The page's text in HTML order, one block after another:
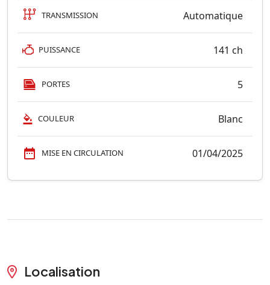
TRANSMISSION Automatique
PUISSANCE 141 ch
PORTES 5
COULEUR Blanc
MISE EN CIRCULATION 01/04/2025
Localisation